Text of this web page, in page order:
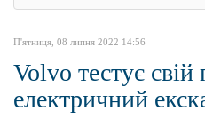
П'ятниця, 08 липня 2022 14:56
Volvo тестує
електричний